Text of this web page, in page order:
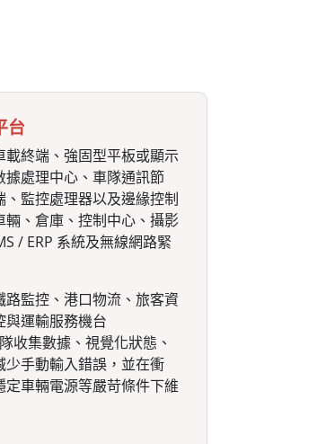
台
終端、強固型平板或顯示
處理中心、車隊通訊節
監控處理器以及邊緣控制
、倉庫、控制中心、攝影
/ ERP 系統及無線網路緊
監控、港口物流、旅客資
與運輸服務機台
收集數據、視覺化狀態、
手動輸入錯誤，並在衝
車輛電源等嚴苛條件下維